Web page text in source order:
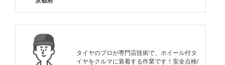
タイヤのプロが専門店技術で、ホイール付タ
イヤをクルマに装着する作業です！安全点検/